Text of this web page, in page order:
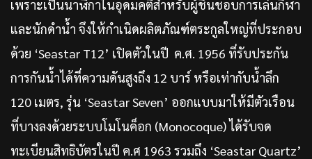
เพราะเป็นนาฬิกาในอุดมคติสำหรับผู้ชื่นชอบการเล่นกีฬา
และนักดำน้ำ จึงให้กำเนิดผลิตภัณฑ์ตระกูลใหญ่ที่ประกอบ
ด้วย ‘Seastar T12’ เปิดตัวในปี ค.ศ. 1956 ที่รับประกัน
การกันน้ำได้ที่ความดันสูงถึง 12 บาร์ หรือเท่ากับน้ำลึก
120 เมตร, รุ่น ‘Seastar Seven’ ออกแบบมาให้มีตัวเรือน
ที่บางลงด้วยระบบโมโนค็อก (Monocoque) ได้รับจด
ทะเบียนสิทธิบัตรในปี ค.ศ 1963 รวมถึง ‘Seastar Quartz’